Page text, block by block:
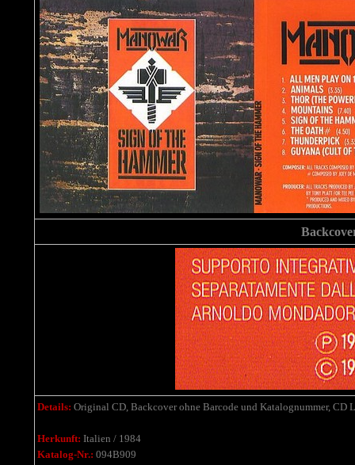
Details: Original CD, Backcover ohne Barcode und Katalognummer, CD
Herkunft: Italien / 1984
Katalog-Nr.: 094B909